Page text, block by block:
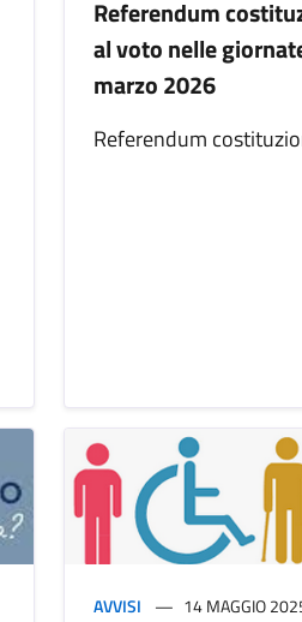
Referendum
al voto nelle
marzo 2026
Referendum
AVVISI 14 MAGGIO